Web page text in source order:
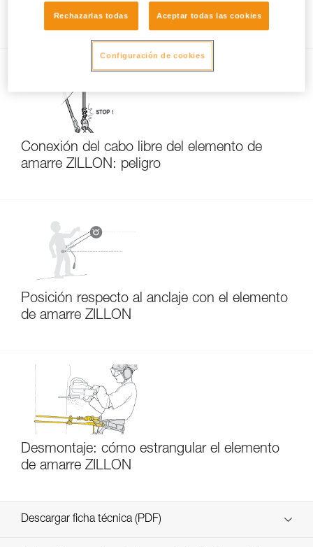
Torsión de la cadena del ZIGZAG y ZILLON
Conexión del cabo libre del elemento de
amarre ZILLON: peligro
Posición respecto al anclaje con el elemento
de amarre ZILLON
Desmontaje: cómo estrangular el elemento
de amarre ZILLON
Descargar ficha técnica (PDF)
Rechazarlas todas Aceptar todas las cookies
Configuración de cookies